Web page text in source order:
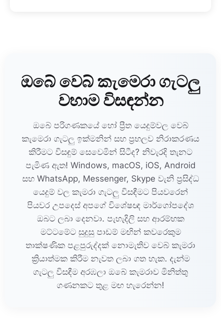
ඔබේ වෙබ් කැමෙරා ගැටලු
වහාම විසඳන්න
ඔබේ පරිගණකයේ හෝ ප්‍රීත යෙදුම්වල වෙබ්
කැමෙරා ගැටලු ඉක්මනින් සහ ප්‍රභලව නිරාකරණය
කිරීමට විසඳුම් සෙවෙමින් සිටීද? නිවැරදි තැනට
පැමිණ ඇත! Windows, macOS, iOS, Android
සහ WhatsApp, Messenger, Skype වැනි ප්‍රසිද්ධ
යෙදුම් වල කැමරා ගැටලු විසඳීමට පියවරෙන්
පියවර උපදෙස් අපගේ විශේෂඥ මාර්ගෝපදේශ
ඔබට ලබා දෙනවා. පැහැදිලි සහ ආරම්භක
මට්ටමේට සුදුසු පාඩම් මඟින් කවරෙකුම
තාක්ෂණික පළපුරුද්දක් නොමැතිව වෙබ් කැමරා
ක්‍රියාත්මක කිරීම නැවත ලබා ගත හැක. දැන්ම
ගැටලු විසඳීම අරඹලා ඔබේ කැමරාව මිනිත්තු
ගණනකට තුළ මඟ හැරෙන්න!